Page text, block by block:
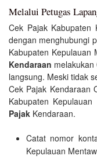
Melalui Petugas
Cek Pajak Kabupaten
dengan menghubungi
Kabupaten Kepulauan
Kendaraan
langsung. Meski tidak
Cek Pajak Kendaraan
Kabupaten
Pajak Kendaraan.
Catat nomor
Kepulauan